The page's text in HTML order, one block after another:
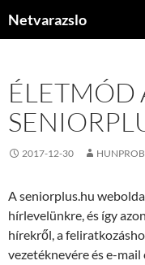
Netvarazslo
ÉLETMÓD
2017-12-30
A seniorplus.hu
hírlevelünkre, és így
hírekről, a
vezetéknevére és e-mail